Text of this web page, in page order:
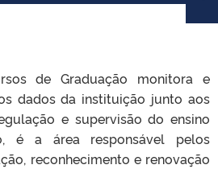
de Graduação monitora e
dados da instituição junto aos
e supervisão do ensino
é a área responsável pelos
reconhecimento e renovação